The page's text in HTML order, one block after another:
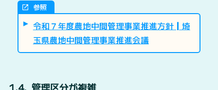
参照
令和７年度農地中間管理事業推進方針┃埼
玉県農地中間管理事業推進会議
1.4 管理区分が複雑